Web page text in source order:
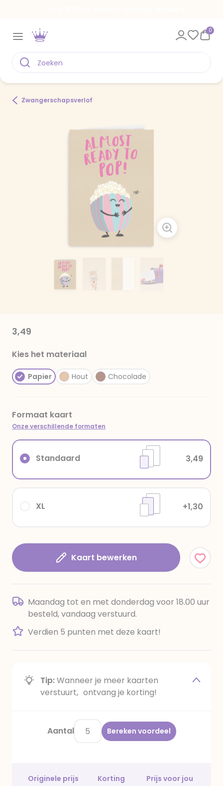
0
Zwangerschapsverlof
3,49
Kies het materiaal
Papier Hout Chocolade
Formaat kaart
Onze verschillende formaten
XL +1,30
Standaard 3,49
Kaart bewerken
Maandag tot en met donderdag voor 18.00 uur
besteld, vandaag verstuurd.
Verdien 5 punten met deze kaart!
Tip:Wanneer je meer kaarten
verstuurt, ontvang je korting!
Aantal Bereken voordeel
Originele prijs Korting
Prijs voor jou